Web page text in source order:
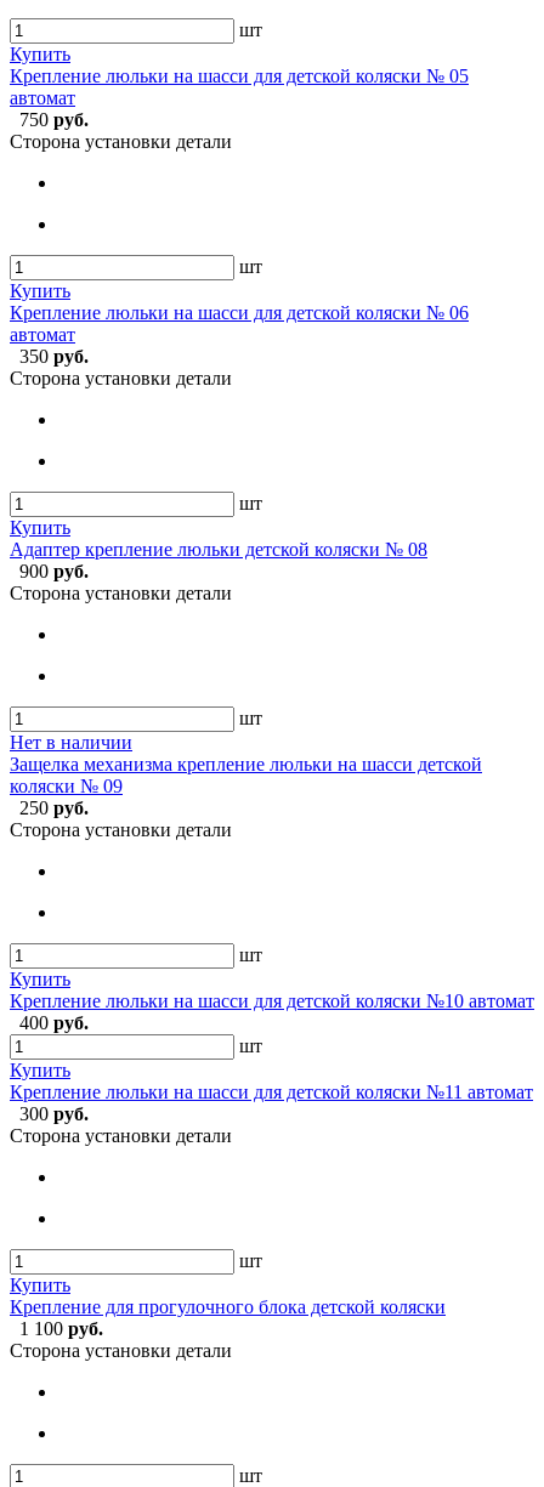
шт
Купить
Крепление люльки на шасси для детской коляски № 05
автомат
750 руб.
Сторона установки детали
шт
Купить
Крепление люльки на шасси для детской коляски № 06
автомат
350 руб.
Сторона установки детали
шт
Купить
Адаптер крепление люльки детской коляски № 08
900 руб.
Сторона установки детали
шт
Нет в наличии
Защелка механизма крепление люльки на шасси детской
коляски № 09
250 руб.
Сторона установки детали
шт
Купить
Крепление люльки на шасси для детской коляски №10 автомат
400 руб.
шт
Купить
Крепление люльки на шасси для детской коляски №11 автомат
300 руб.
Сторона установки детали
шт
Купить
Крепление для прогулочного блока детской коляски
1 100 руб.
Сторона установки детали
шт